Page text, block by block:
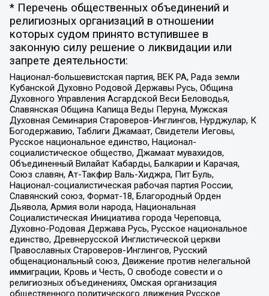
* Перечень общественных объединений и
религиозных организаций в отношении
которых судом принято вступившее в
законную силу решение о ликвидации или
запрете деятельности:
Национал-большевистская партия, ВЕК РА, Рада земли
Кубанской Духовно Родовой Державы Русь, Община
Духовного Управления Асгардской Веси Беловодья,
Славянская Община Капища Веды Перуна, Мужская
Духовная Семинария Староверов-Инглингов, Нурджулар, К
Богодержавию, Таблиги Джамаат, Свидетели Иеговы,
Русское национальное единство, Национал-
социалистическое общество, Джамаат мувахидов,
Объединенный Вилайат Кабарды, Балкарии и Карачая,
Союз славян, Ат-Такфир Валь-Хиджра, Пит Буль,
Национал-социалистическая рабочая партия России,
Славянский союз, Формат-18, Благородный Орден
Дьявола, Армия воли народа, Национальная
Социалистическая Инициатива города Череповца,
Духовно-Родовая Держава Русь, Русское национальное
единство, Древнерусской Инглистической церкви
Православных Староверов-Инглингов, Русский
общенациональный союз, Движение против нелегальной
иммиграции, Кровь и Честь, О свободе совести и о
религиозных объединениях, Омская организация
общественного политического движения Русское